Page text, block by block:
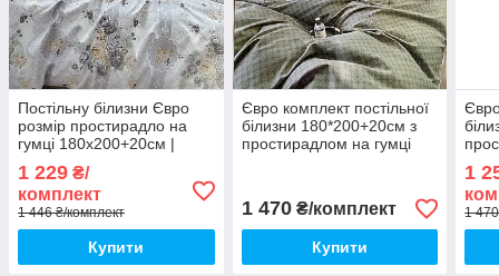
Постільну білизни Євро
розмір простирадло на
гумці 180х200+20см |
Комплект постільної
білизни Фланель
1 229 ₴/
комплект
1 446 ₴/комплект
Купити
Євро комплект постільної
білизни 180*200+20см з
простирадлом на гумці
1 470₴/комплект
Купити
1
1